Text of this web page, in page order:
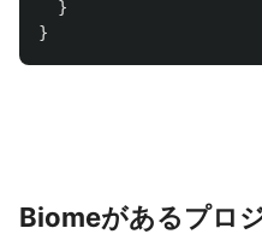
}
}
Biomeがあるプロ